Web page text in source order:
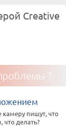
Creative
?
пишут, что
что делать?